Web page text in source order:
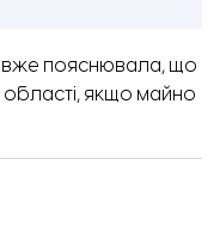
вже пояснювала, що
якщо майно